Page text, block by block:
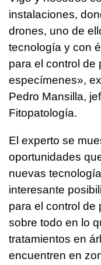
instalaciones,
drones, uno de
tecnología y con
para el control de
especímenes»,
Pedro Mansilla,
Fitopatología.
El experto se
oportunidades
nuevas
interesante
para el control de
sobre todo en lo
tratamientos en
encuentren en